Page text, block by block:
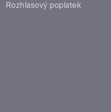
Rozhlasový poplatek